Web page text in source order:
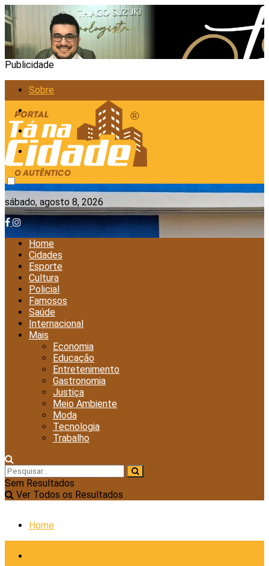
Publicidade
Sobre
Anunciar
Política de Privacidade
Contato
sábado, agosto 8, 2026
Home
Cidades
Esporte
Cultura
Policial
Famosos
Saúde
Internacional
Mais
Economia
Educação
Entretenimento
Gastronomia
Justiça
Meio Ambiente
Moda
Tecnologia
Trabalho
Sem Resultados
Ver Todos os Resultados
Home